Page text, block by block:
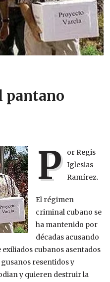
pantano
P or Regis
Iglesias
Ramírez.
El régimen
criminal cubano se
ha mantenido por
décadas acusando
cubanos asentados
resentidos y
y quieren destruir la